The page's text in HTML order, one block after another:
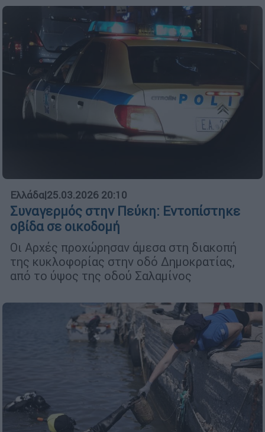
Ελλάδα|25.03.2026 20:10
Συναγερμός στην Πεύκη: Εντοπίστηκε
οβίδα σε οικοδομή
Οι Αρχές προχώρησαν άμεσα στη διακοπή
της κυκλοφορίας στην οδό Δημοκρατίας,
από το ύψος της οδού Σαλαμίνος